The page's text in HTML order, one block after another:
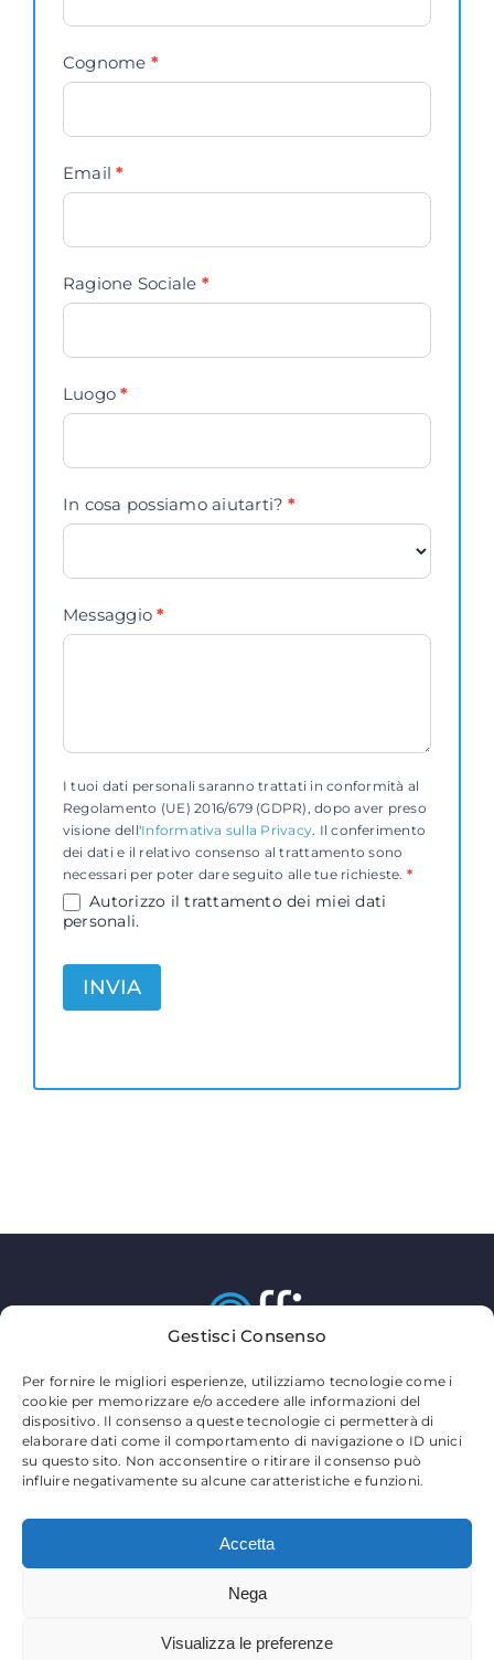
Gestisci Consenso
Per fornire le migliori esperienze, utilizziamo tecnologie come i
cookie per memorizzare e/o accedere alle informazioni del
dispositivo. Il consenso a queste tecnologie ci permetterà di
elaborare dati come il comportamento di navigazione o ID unici
su questo sito. Non acconsentire o ritirare il consenso può
influire negativamente su alcune caratteristiche e funzioni.
Accetta
Nega
Visualizza le preferenze
Cognome *
Email*
Ragione Sociale *
Luogo*
In cosa possiamo aiutarti?*
Messaggio*
I tuoi dati personali saranno trattati in conformità al
Regolamento (UE) 2016/679 (GDPR), dopo aver preso
visione dell'Informativa sulla Privacy. Il conferimento
dei dati e il relativo consenso al trattamento sono
necessari per poter dare seguito alle tue richieste. *
Autorizzo il trattamento dei miei dati
personali.
INVIA
MY OFFICE S.R.L.
Via Sandro Pertini 63812 – Montegranaro FM
Telefono:0734 89491
Email: commerciale@myofficegroup.it
Partita Iva: 02149220440
Privacy Policy–Cookie Policy–Partners